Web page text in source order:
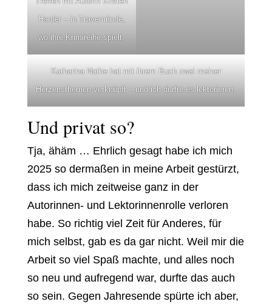
Harder – in Travemünde,
wo ihre Krimireihe spielt.
Katharina Nathe hat mit ihrem Buch zwei meiner
Herzensthemen verknüpft – und ich durfte es lektorieren.
Und privat so?
Tja, ähäm … Ehrlich gesagt habe ich mich
2025 so dermaßen in meine Arbeit gestürzt,
dass ich mich zeitweise ganz in der
Autorinnen- und Lektorinnenrolle verloren
habe. So richtig viel Zeit für Anderes, für
mich selbst, gab es da gar nicht. Weil mir die
Arbeit so viel Spaß machte, und alles noch
so neu und aufregend war, durfte das auch
so sein. Gegen Jahresende spürte ich aber,